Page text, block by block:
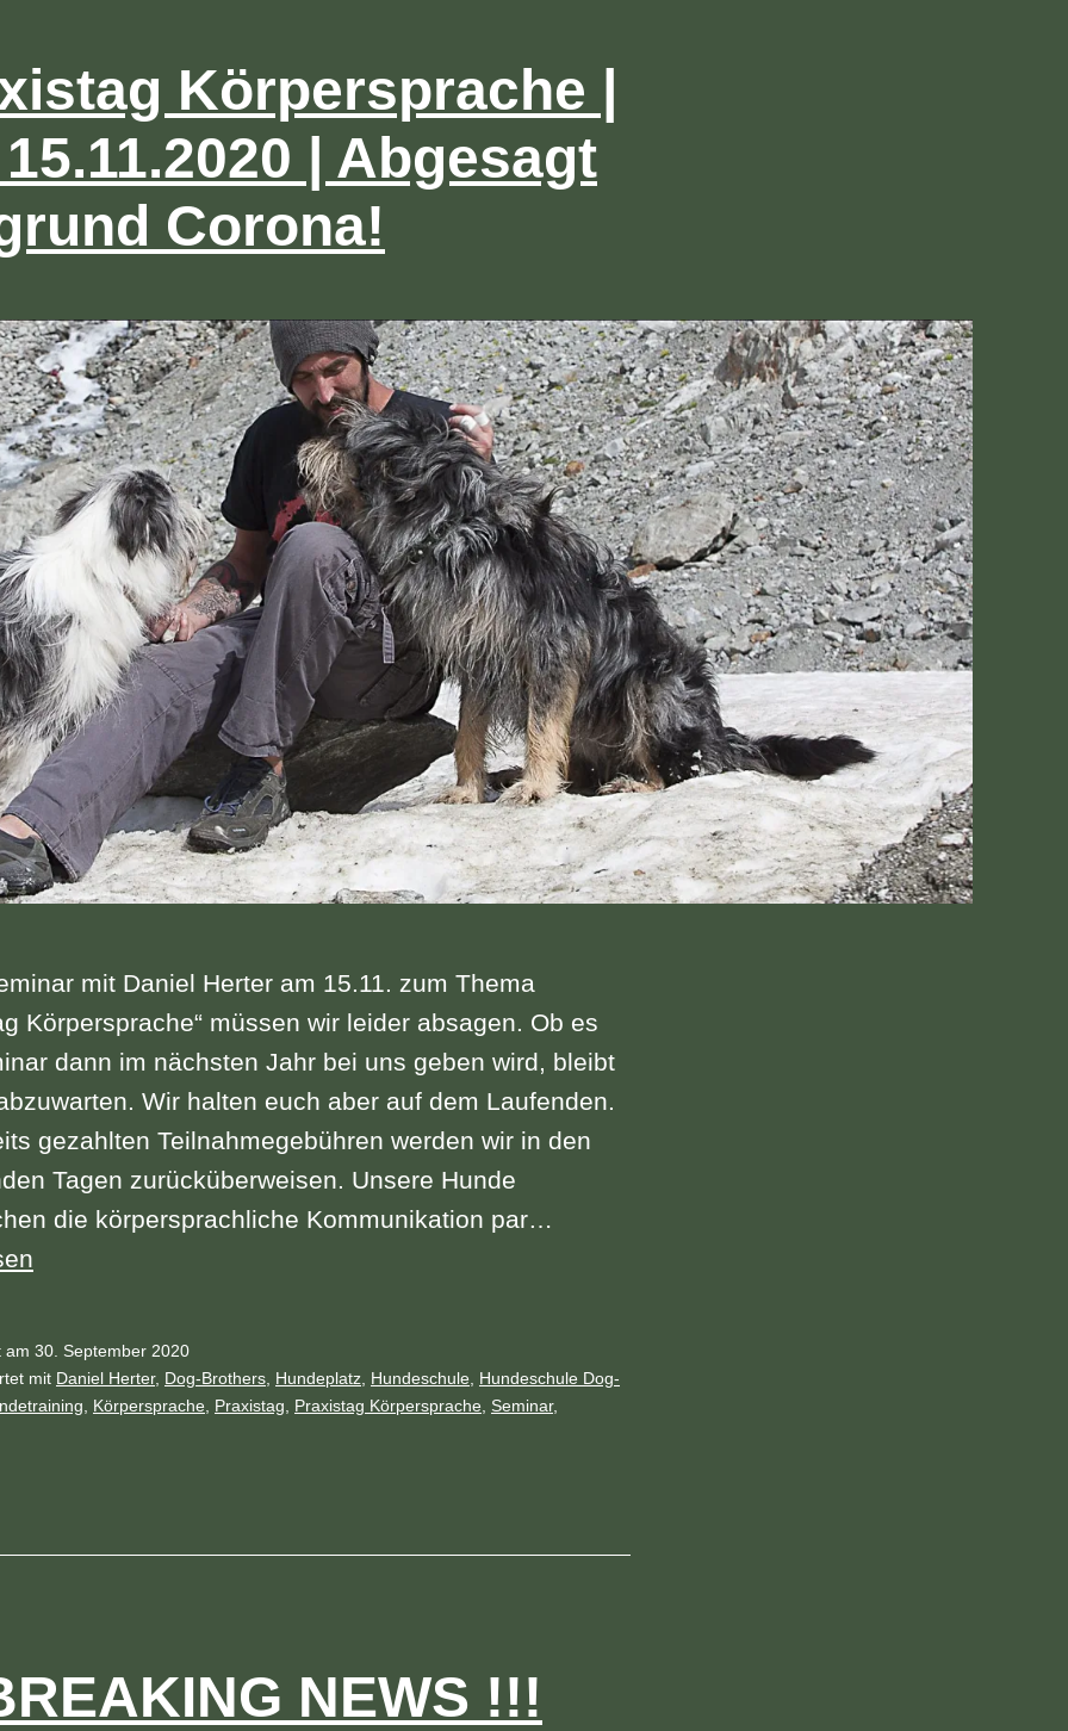
Körpersprache |
| Abgesagt
Corona!
mit Daniel Herter am 15.11. zum Thema
Körpersprache“ müssen wir leider absagen. Ob es
dann im nächsten Jahr bei uns geben wird, bleibt
Wir halten euch aber auf dem Laufenden.
gezahlten Teilnahmegebühren werden wir in den
Tagen zurücküberweisen. Unsere Hunde
die körpersprachliche Kommunikation par…
am 30. September 2020
mit Daniel Herter, Dog-Brothers Hundeplatz Hundeschule
Hundeschule Dog-
Körpersprache Praxistag Praxistag Körpersprache Seminar,
NEWS !!!